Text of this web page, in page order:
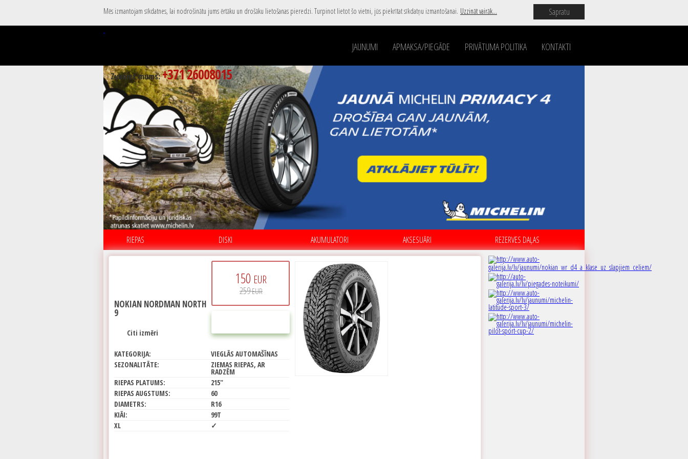
Mēs izmantojam sīkdatnes, lai nodrošinātu jums ērtāku un drošāku lietošanas pieredzi. Turpinot lietot šo vietni, jūs piekrītat sīkdatņu izmantošanai. Uzzināt vairāk... Sapratu
JAUNUMI APMAKSA/PIEGĀDE PRIVĀTUMA POLITIKA KONTAKTI
Zvaniet mums:+371 26008015
RIEPAS DISKI AKUMULATORI AKSESUĀRI REZERVES DAĻAS
150 EUR
259EUR
NOKIAN NORDMAN NORTH
9
Citi izmēri
KATEGORIJA:
VIEGLĀS AUTOMAŠĪNAS
SEZONALITĀTE:
ZIEMAS RIEPAS, AR
RADZĒM
RIEPAS PLATUMS:
215"
RIEPAS AUGSTUMS:
60
DIAMETRS:
R16
KIĀI:
99T
XL
✓